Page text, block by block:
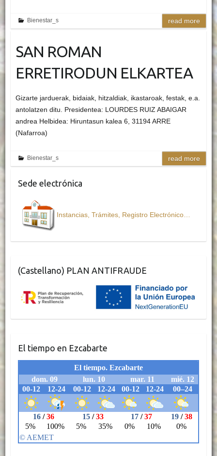
Bienestar_s read more
SAN ROMAN
ERRETIRODUN ELKARTEA
Gizarte jarduerak, bidaiak, hitzaldiak, ikastaroak, festak, e.a.
antolatzen ditu. Presidentea: LOURDES RUIZ ABAIGAR
andrea Helbidea: Hiruntasun kalea 6, 31194 ARRE
(Nafarroa)
Bienestar_s read more
Sede electrónica
Instancias, Trámites, Registro Electrónico…
(Castellano) PLAN ANTIFRAUDE
El tiempo en Ezcabarte